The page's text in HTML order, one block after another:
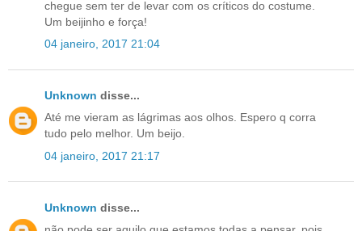
chegue sem ter de levar com os críticos do costume.
Um beijinho e força!
04 janeiro, 2017 21:04
Unknown disse...
Até me vieram as lágrimas aos olhos. Espero q corra
tudo pelo melhor. Um beijo.
04 janeiro, 2017 21:17
Unknown disse...